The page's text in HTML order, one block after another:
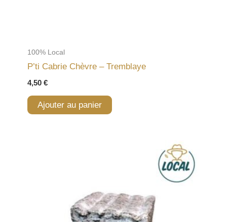
100% Local
P’ti Cabrie Chèvre – Tremblaye
4,50 €
Ajouter au panier